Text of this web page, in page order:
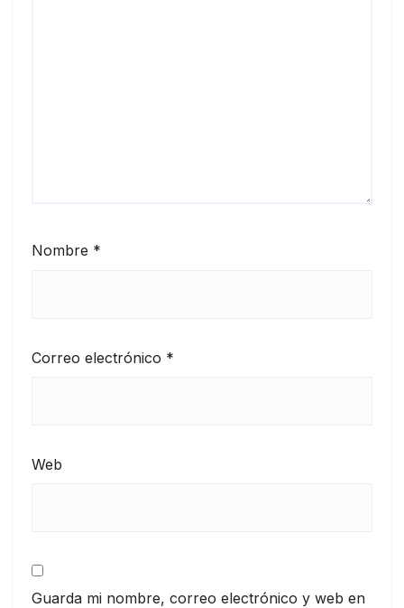
Nombre *
Correo electrónico *
Web
Guarda mi nombre, correo electrónico y web en